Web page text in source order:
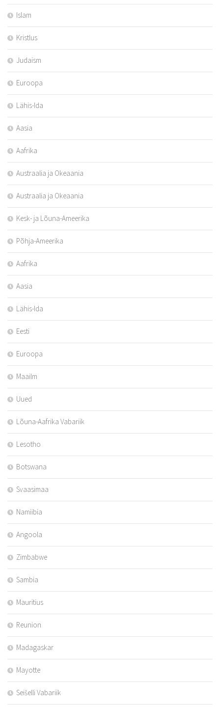
Islam
Kristlus
Judaism
Euroopa
Lähis-Ida
Aasia
Aafrika
Austraalia ja Okeaania
Austraalia ja Okeaania
Kesk- ja Lõuna-Ameerika
Põhja-Ameerika
Aafrika
Aasia
Lähis-Ida
Eesti
Euroopa
Maailm
Uued
Lõuna-Aafrika Vabariik
Lesotho
Botswana
Svaasimaa
Namiibia
Angoola
Zimbabwe
Sambia
Mauritius
Reunion
Madagaskar
Mayotte
Seišelli Vabariik